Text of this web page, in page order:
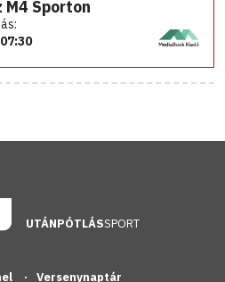
M4 Sporton
UTÁNPÓTLÁSSPORT
Versenynaptár